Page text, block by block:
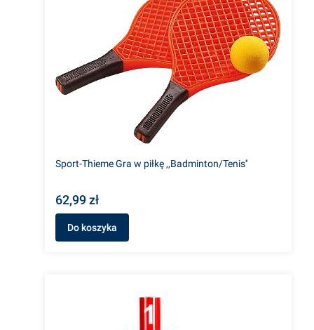
Sport-Thieme Gra w piłkę ,,Badminton/Tenis''
62,99 zł
Do koszyka